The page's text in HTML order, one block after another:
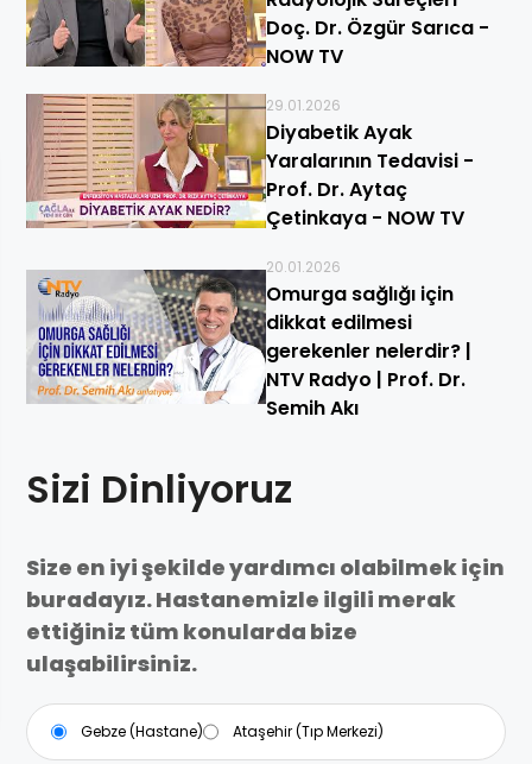
Doç. Dr. Özgür Sarıca -
NOW TV
29.01.2026
Diyabetik Ayak
Yaralarının Tedavisi -
Prof. Dr. Aytaç
Çetinkaya - NOW TV
20.01.2026
Omurga sağlığı için
dikkat edilmesi
gerekenler nelerdir? |
NTV Radyo | Prof. Dr.
Semih Akı
Sizi Dinliyoruz
Size en iyi şekilde yardımcı olabilmek için
buradayız. Hastanemizle ilgili merak
ettiğiniz tüm konularda bize
ulaşabilirsiniz.
Gebze (Hastane) Ataşehir (Tıp Merkezi)